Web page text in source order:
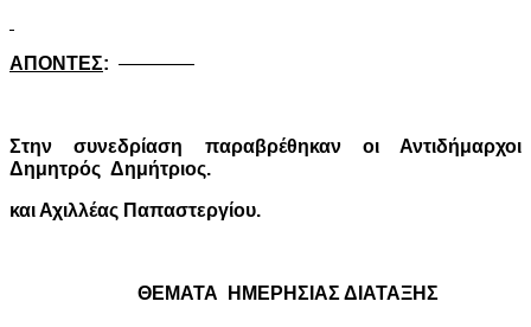
ΑΠΟΝΤΕΣ: ————
Στην συνεδρίαση παραβρέθηκαν οι Αντιδήμαρχοι
Δημητρός Δημήτριος.
και Αχιλλέας Παπαστεργίου.
ΘΕΜΑΤΑ ΗΜΕΡΗΣΙΑΣ ΔΙΑΤΑΞΗΣ